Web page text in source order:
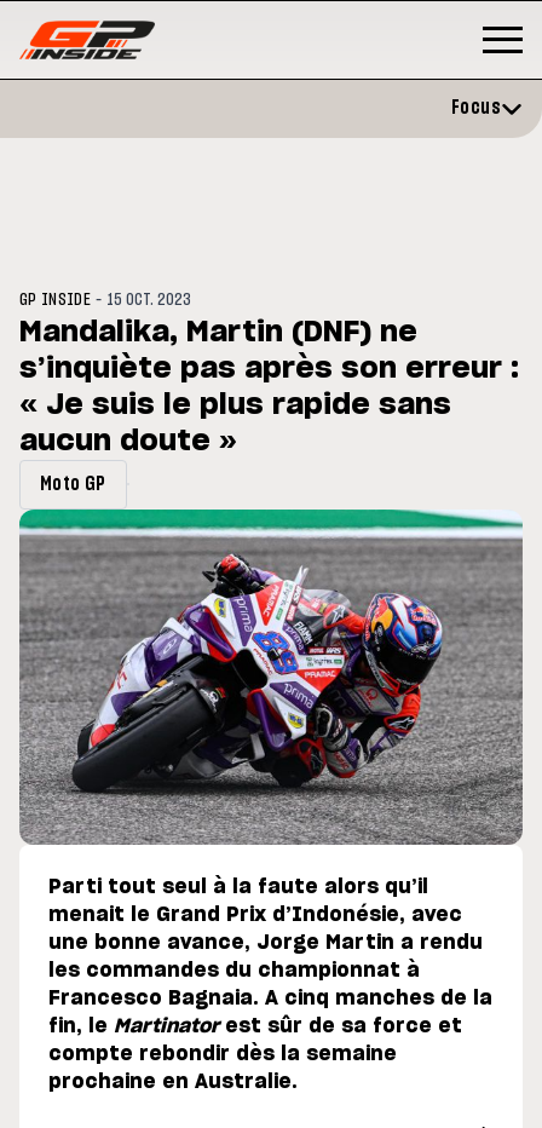
: Horaires et
du GP de Grande-
MOTO GP
Zarco évite l'opération et vise
retour en septembre
Focus
GP INSIDE - 15 OCT. 2023
Mandalika, Martin (DNF) ne
s’inquiète pas après son erreur :
« Je suis le plus rapide sans
aucun doute »
Moto GP
Parti tout seul à la faute alors qu’il
menait le Grand Prix d’Indonésie, avec
une bonne avance, Jorge Martin a rendu
les commandes du championnat à
Francesco Bagnaia. A cinq manches de la
fin, le Martinatorest sûr de sa force et
compte rebondir dès la semaine
prochaine en Australie.